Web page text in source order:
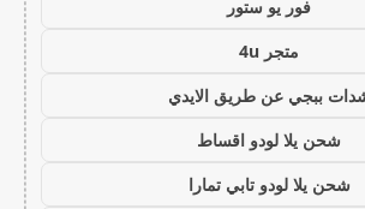
فور يو ستور
متجر 4u
ببجي عن طريق الايدي
شحن يلا لودو اقساط
شحن يلا لودو تابي تمارا